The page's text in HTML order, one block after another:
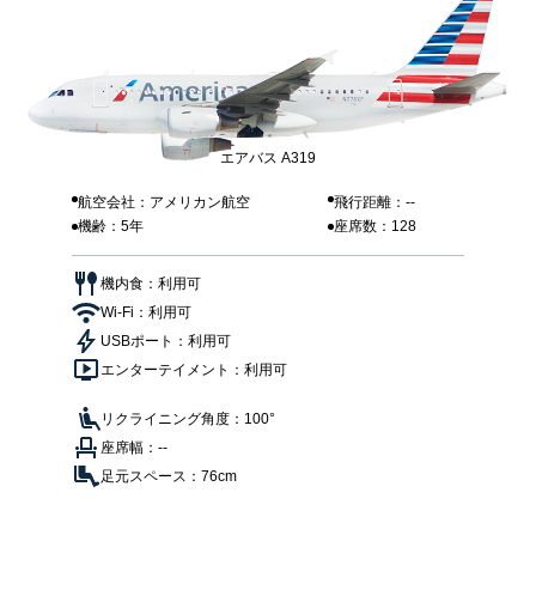
エアバス A319
航空会社：アメリカン航空
飛行距離：--
機齢：5年
座席数：128
機内食：利用可
Wi-Fi：利用可
USBポート：利用可
エンターテイメント：利用可
リクライニング角度：100°
座席幅：--
足元スペース：76cm